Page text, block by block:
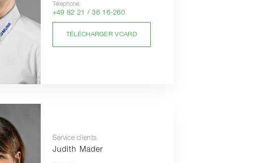
Téléphone:
+49 82 21 / 36 16-260
TÉLÉCHARGER VCARD
Service clients
Judith Mader